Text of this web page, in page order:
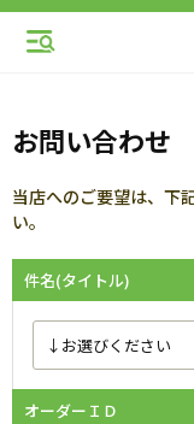
お問い合わせ
当店へのご要望は、下
い。
件名(タイトル)
オーダーＩＤ